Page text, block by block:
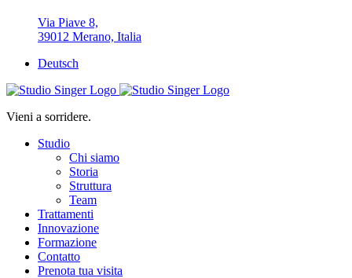
Via Piave 8,
39012 Merano, Italia
Deutsch
Vieni a sorridere.
Studio
Chi siamo
Storia
Struttura
Team
Trattamenti
Innovazione
Formazione
Contatto
Prenota tua visita